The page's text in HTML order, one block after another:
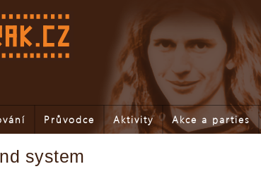
Průvodce Aktivity Akce a parties
system